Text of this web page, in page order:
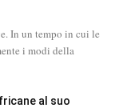
In un tempo in cui le
i modi della
al suo